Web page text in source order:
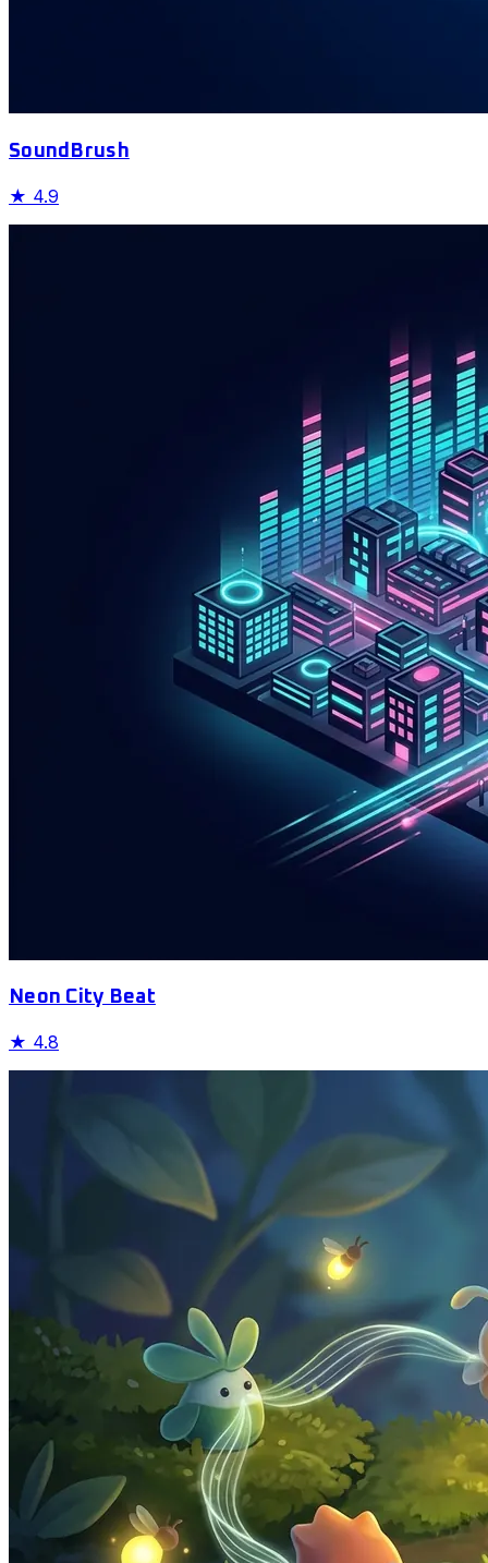
SoundBrush
★ 4.9
Neon City Beat
★ 4.8